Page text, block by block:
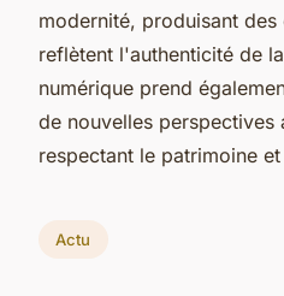
modernité, produisant
reflètent l'authenticité de
numérique prend
de nouvelles perspectives
respectant le patrimoine
Actu